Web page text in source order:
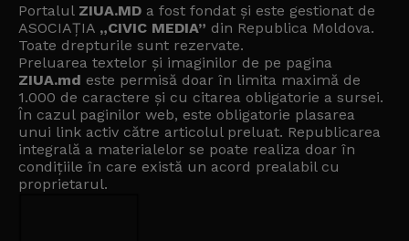
Portalul ZIUA.MD a fost fondat și este gestionat de
ASOCIAȚIA „CIVIC MEDIA” din Republica Moldova.
Toate drepturile sunt rezervate.
Preluarea textelor și imaginilor de pe pagina
ZIUA.md este permisă doar în limita maximă de
1.000 de caractere și cu citarea obligatorie a sursei.
În cazul paginilor web, este obligatorie plasarea
unui link activ către articolul preluat. Republicarea
integrală a materialelor se poate realiza doar în
condițiile în care există un acord prealabil cu
proprietarul.